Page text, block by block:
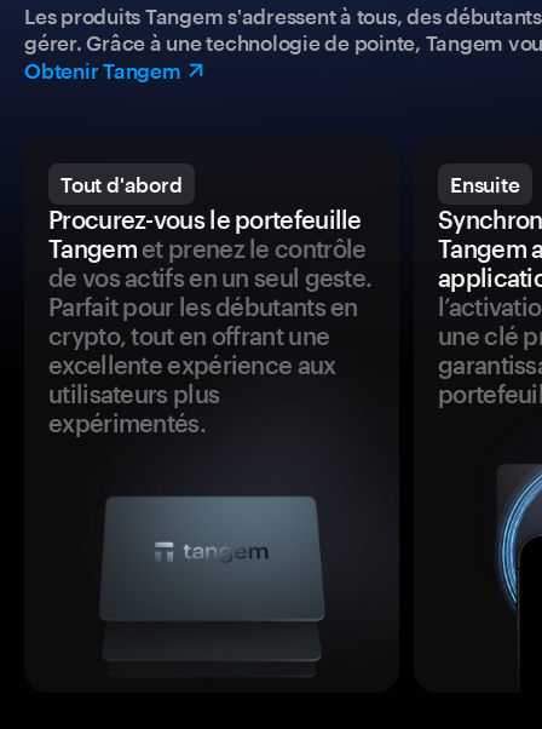
Les produits Tangem s'adressent à tous, des
gérer. Grâce à une technologie de pointe, Tangem
Obtenir Tangem
Tout d'abord
Procurez-vous le portefeuille
Tangemet prenez le contrôle
de vos actifs en un seul geste.
Parfait pour les débutants en
crypto, tout en offrant une
excellente expérience aux
utilisateurs plus
expérimentés.
Ensuite
Tangem
une clé